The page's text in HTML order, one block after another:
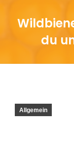
du
Allgemein